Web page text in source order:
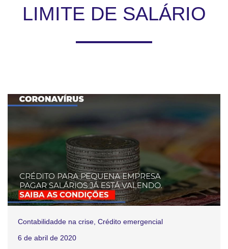
LIMITE DE SALÁRIO
Contabilidadde na crise, Crédito emergencial
6 de abril de 2020